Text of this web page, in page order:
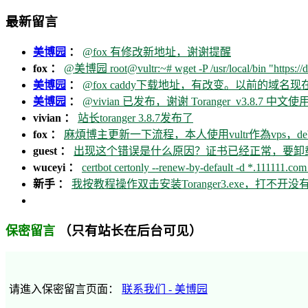
最新留言
美博园 ： @fox 有修改新地址，谢谢提醒
fox ： @美博园 root@vultr:~# wget -P /usr/local/bin "https://
美博园 ： @fox caddy下载地址，有改变。以前的域名
美博园 ： @vivian 已发布，谢谢 Toranger_v3.8.7 中文使
vivian ： 站长toranger 3.8.7发布了
fox ： 麻煩博主更新一下流程，本人使用vultr作為vps，
guest ： 出现这个错误是什么原因？证书已经正常，要卸
wuceyi ： certbot certonly --renew-by-default -d
新手 ： 我按教程操作双击安装Toranger3.exe，打不开没
保密留言 （只有站长在后台可见）
请進入保密留言页面： 联系我们 - 美博园